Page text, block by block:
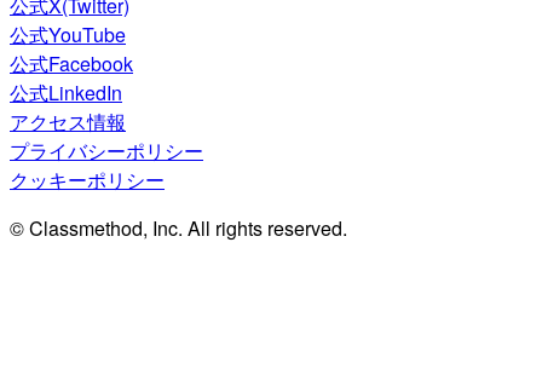
公式YouTube
公式Facebook
公式LinkedIn
アクセス情報
プライバシーポリシー
クッキーポリシー
© Classmethod, Inc. All rights reserved.